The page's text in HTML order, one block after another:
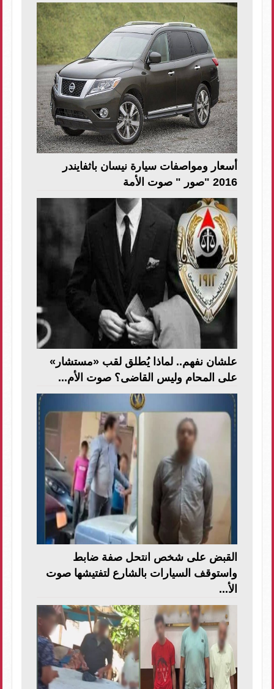
أسعار ومواصفات سيارة نيسان باثفايندر
2016 "صور " صوت الأمة
علشان نفهم.. لماذا يُطلق لقب «مستشار»
على المحام وليس القاضى؟ صوت الأم...
القبض على شخص انتحل صفة ضابط
واستوقف السيارات بالشارع لتفتيشها صوت
الأ...